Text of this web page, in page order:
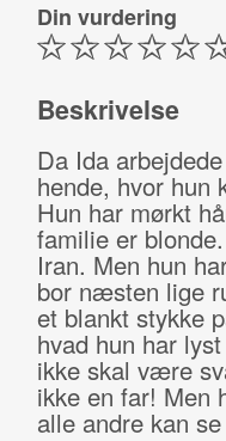
Din vurdering
Beskrivelse
Da Ida
hende, hvor hun
Hun har mørkt
familie er
Iran. Men hun
bor næsten lige
et blankt stykke
hvad hun har
ikke skal være
ikke en far! Men
alle andre kan